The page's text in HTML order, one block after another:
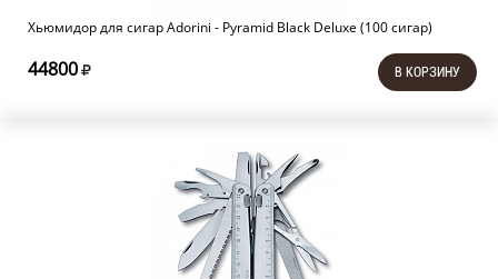
Хьюмидор для сигар Adorini - Pyramid Black Deluxe (100 сигар)
44800 В КОРЗИНУ